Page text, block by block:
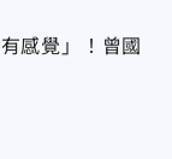
感覺」！曾國